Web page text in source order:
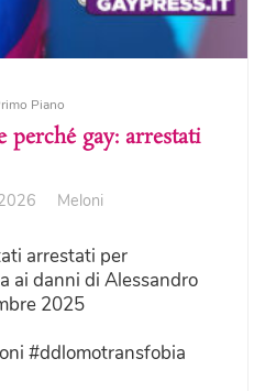
Piano
perché gay: arrestati
Meloni
arrestati per
ai danni di Alessandro
2025
#ddlomotransfobia